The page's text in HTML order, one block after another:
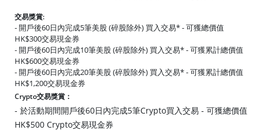
交易獎賞:
- 開戶後60日內完成5筆美股 (碎股除外) 買入交易* - 可獲總價值
HK$300交易現金券
- 開戶後60日內完成10筆美股 (碎股除外) 買入交易* - 可獲累計總價值
HK$600交易現金券
- 開戶後60日內完成20筆美股 (碎股除外) 買入交易* - 可獲累計總價值
HK$1,200交易現金券
Crypto交易獎賞：
- 於活動期間開戶後60日內完成5筆Crypto買入交易 - 可獲總價值
HK$500 Crypto交易現金券